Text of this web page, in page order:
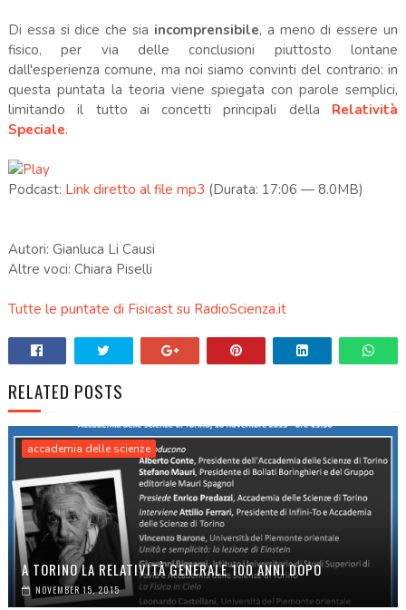
Di essa si dice che sia incomprensibile, a meno di essere un
fisico, per via delle conclusioni piuttosto lontane
dall'esperienza comune, ma noi siamo convinti del contrario: in
questa puntata la teoria viene spiegata con parole semplici,
limitando il tutto ai concetti principali della Relatività
Speciale.
Podcast: Link diretto al file mp3 (Durata: 17:06 — 8.0MB)
Autori: Gianluca Li Causi
Altre voci: Chiara Piselli
Tutte le puntate di Fisicast su RadioScienza.it
RELATED POSTS
accademia delle scienze
A TORINO LA RELATIVITÀ GENERALE 100 ANNI DOPO
NOVEMBER 15, 2015